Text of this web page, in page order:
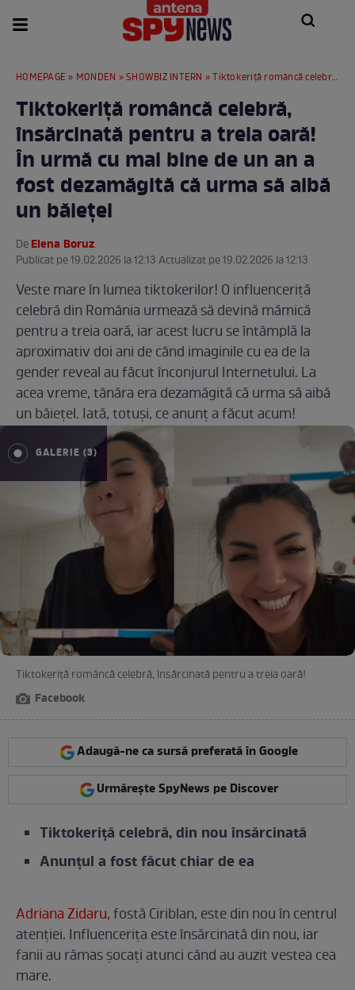
HOMEPAGE » MONDEN »SHOWBIZ INTERN » Tiktokeriță româncă celebră, însărcinată pentru a treia oară! În urmă cu mai bine de un an a fost dezamăgită că urma să aibă un băiețel
Tiktokeriță româncă celebră,
însărcinată pentru a treia oară!
În urmă cu mai bine de un an a
fost dezamăgită că urma să aibă
un băiețel
DeElena Boruz.
Publicat pe 19.02.2026 la 12:13 Actualizat pe 19.02.2026 la 12:13
Veste mare în lumea tiktokerilor! O influenceriță
celebră din România urmează să devină mămică
pentru a treia oară, iar acest lucru se întâmplă la
aproximativ doi ani de când imaginile cu ea de la
gender reveal au făcut înconjurul Internetului. La
acea vreme, tânăra era dezamăgită că urma să aibă
un băiețel. Iată, totuși, ce anunț a făcut acum!
GALERIE (3)
Tiktokeriță româncă celebră, însărcinată pentru a treia oară!
Facebook
Adaugă-ne ca sursă preferată în Google
Urmărește SpyNews pe Discover
Tiktokeriță celebră, din nou însărcinată
Anunțul a fost făcut chiar de ea
Adriana Zidaru,fostă Ciriblan, este din nou în centrul
atenției. Influencerița este însărcinată din nou, iar
fanii au rămas șocați atunci când au auzit vestea cea
mare.